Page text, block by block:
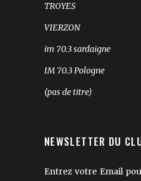
TROYES
VIERZON
im 70.3 sardaigne
IM 70.3 Pologne
(pas de titre)
NEWSLETTER DU
Entrez votre Email